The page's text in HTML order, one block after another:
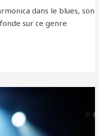
dans le blues, son
sur ce genre